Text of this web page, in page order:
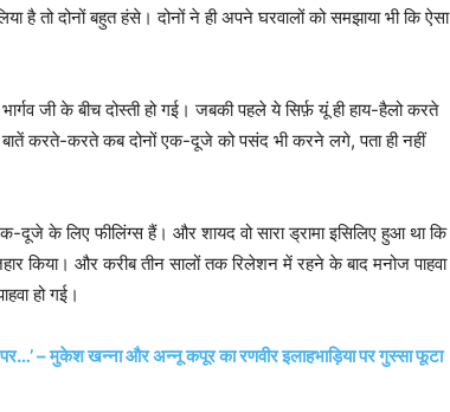
है तो दोनों बहुत हंसे। दोनों ने ही अपने घरवालों को समझाया भी कि ऐसा
जी के बीच दोस्ती हो गई। जबकी पहले ये सिर्फ़ यूं ही हाय-हैलो करते
करते-करते कब दोनों एक-दूजे को पसंद भी करने लगे, पता ही नहीं
दूजे के लिए फीलिंग्स हैं। और शायद वो सारा ड्रामा इसिलिए हुआ था कि
किया। और करीब तीन सालों तक रिलेशन में रहने के बाद मनोज पाहवा
हो गई।
– मुकेश खन्ना और अन्नू कपूर का रणवीर इलाहभाड़िया पर गुस्सा फूटा